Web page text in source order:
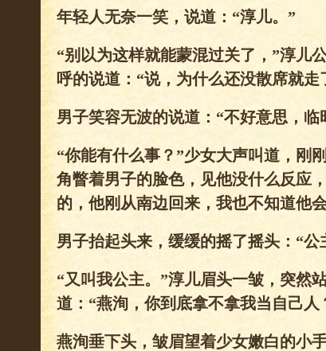
年轻人无奈一笑，说道：“淳儿。”
“别以为这样就能蒙混过关了，”淳儿
呼的说道：“说，为什么还没散席就
男子笑容无波的说道：“不好意思，临
“你能有什么事？”少女大声叫道，刚
角瞥着男子的脸色，见他没什么反应
的，他刚从南边回来，我也不知道他
男子抬起头来，缓缓的摇了摇头：“
“又叫我公主。”淳儿眉头一皱，突然
道：“燕洵，你到底拿不拿我当自己人
燕洵垂下头，皱眉望着少女嫩白的小